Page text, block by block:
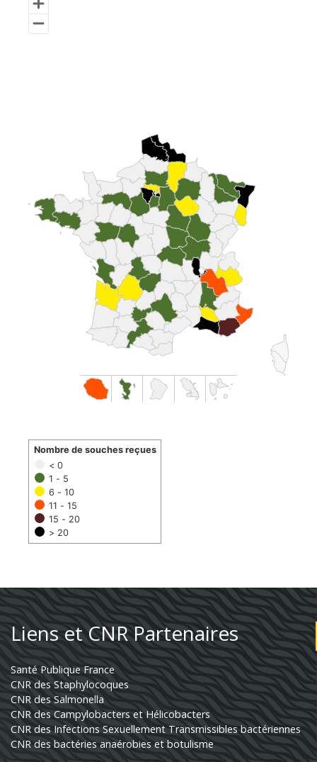
< 0
1 - 5
6 - 10
11 - 15
15 - 20
> 20
Nombre de souches reçues
Liens et CNR Partenaires
Santé Publique France
CNR des Staphylocoques
CNR des Salmonella
CNR des Campylobacters et Hélicobacters
CNR des Infections Sexuellement Transmissibles bactériennes
CNR des bactéries anaérobies et botulisme